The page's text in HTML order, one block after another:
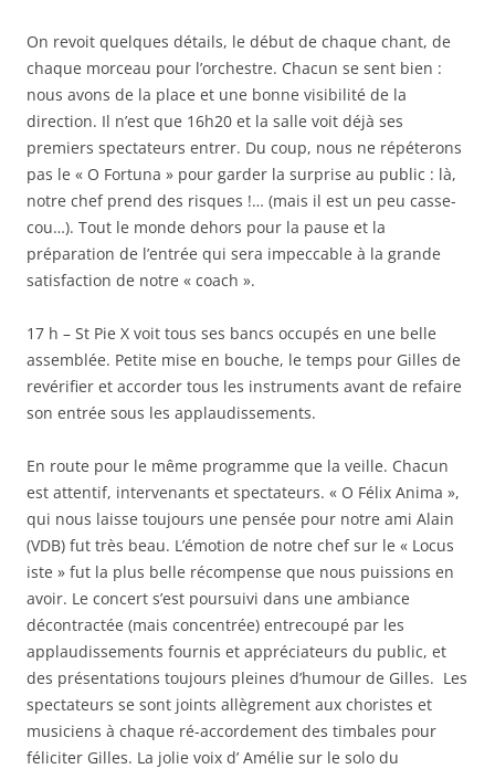
On revoit quelques détails, le début de chaque chant, de
chaque morceau pour l’orchestre. Chacun se sent bien :
nous avons de la place et une bonne visibilité de la
direction. Il n’est que 16h20 et la salle voit déjà ses
premiers spectateurs entrer. Du coup, nous ne répéterons
pas le « O Fortuna » pour garder la surprise au public : là,
notre chef prend des risques !… (mais il est un peu casse-
cou…). Tout le monde dehors pour la pause et la
préparation de l’entrée qui sera impeccable à la grande
satisfaction de notre « coach ».
17 h – St Pie X voit tous ses bancs occupés en une belle
assemblée. Petite mise en bouche, le temps pour Gilles de
revérifier et accorder tous les instruments avant de refaire
son entrée sous les applaudissements.
En route pour le même programme que la veille. Chacun
est attentif, intervenants et spectateurs. « O Félix Anima »,
qui nous laisse toujours une pensée pour notre ami Alain
(VDB) fut très beau. L’émotion de notre chef sur le « Locus
iste » fut la plus belle récompense que nous puissions en
avoir. Le concert s’est poursuivi dans une ambiance
décontractée (mais concentrée) entrecoupé par les
applaudissements fournis et appréciateurs du public, et
des présentations toujours pleines d’humour de Gilles. Les
spectateurs se sont joints allègrement aux choristes et
musiciens à chaque ré-accordement des timbales pour
féliciter Gilles. La jolie voix d’ Amélie sur le solo du